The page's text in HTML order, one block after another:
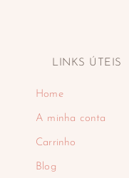
LINKS ÚTEIS
Home
A minha conta
Carrinho
Blog